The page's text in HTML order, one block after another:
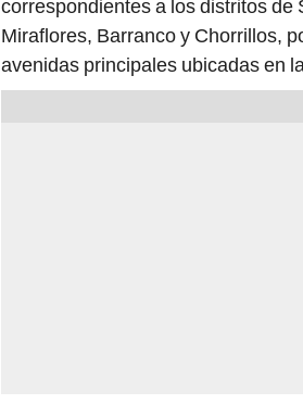
correspondientes a los distritos de
Miraflores, Barranco y Chorrillos,
avenidas principales ubicadas en